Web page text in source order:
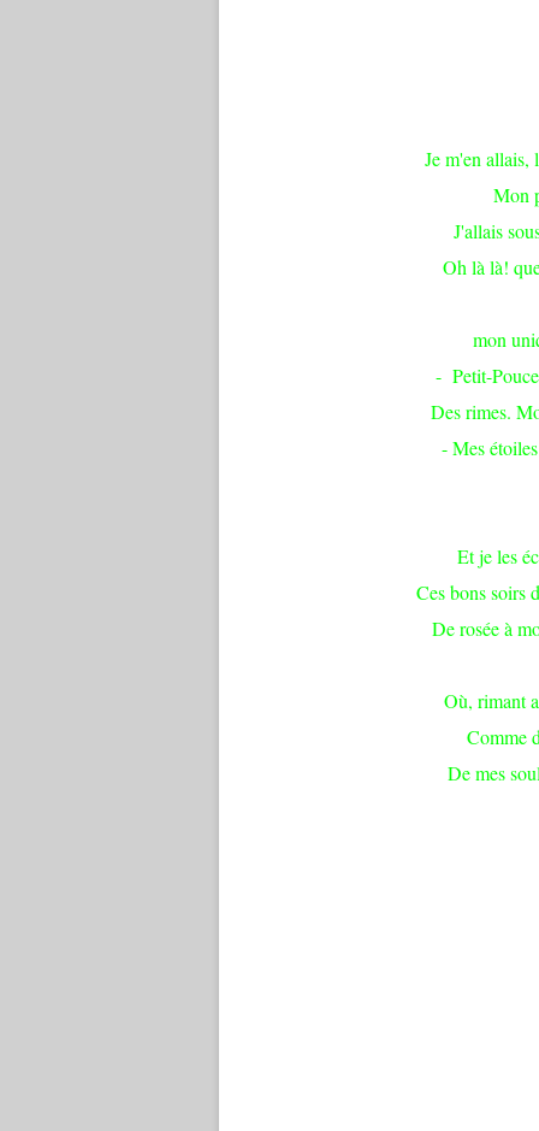
Je m'en allais,
Mon
J'allais
Oh là là!
mon
- Petit-
Des rimes.
- Mes
Et je les
Ces bons soirs
De rosée à
Où, rimant
Comme
De mes